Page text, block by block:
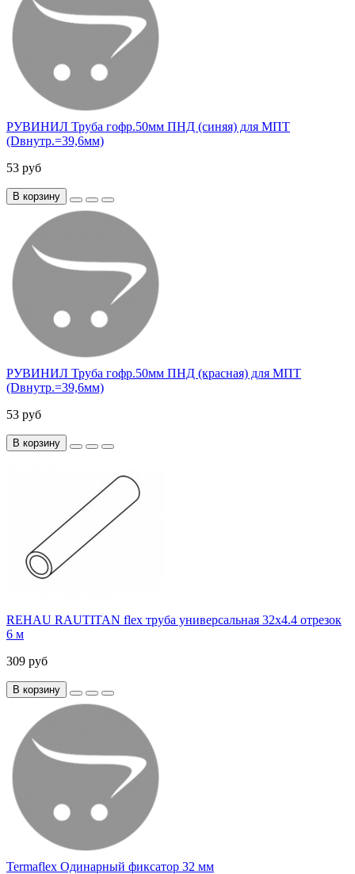
РУВИНИЛ Труба гофр.50мм ПНД (синяя) для МПТ
(Dвнутр.=39,6мм)
53 руб
В корзину
РУВИНИЛ Труба гофр.50мм ПНД (красная) для МПТ
(Dвнутр.=39,6мм)
53 руб
В корзину
REHAU RAUTITAN flex труба универсальная 32х4.4 отрезок
6 м
309 руб
В корзину
Termaflex Одинарный фиксатор 32 мм